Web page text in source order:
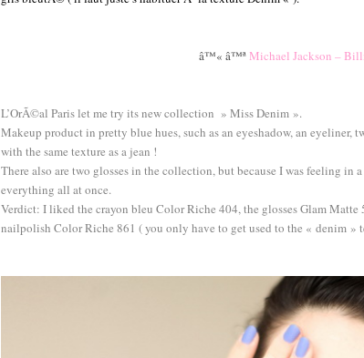
â™« â™ªMichael Jackson –
L’OrÃ©al Paris let me try its new collection » Miss Denim ».
Makeup product in pretty blue hues, such as an eyeshadow, an eyeliner,
with the same texture as a jean !
There also are two glosses in the collection, but because I was feeling in
everything all at once.
Verdict: I liked the crayon bleu Color Riche 404, the glosses Glam Matte
nailpolish Color Riche 861 ( you only have to get used to the « denim »